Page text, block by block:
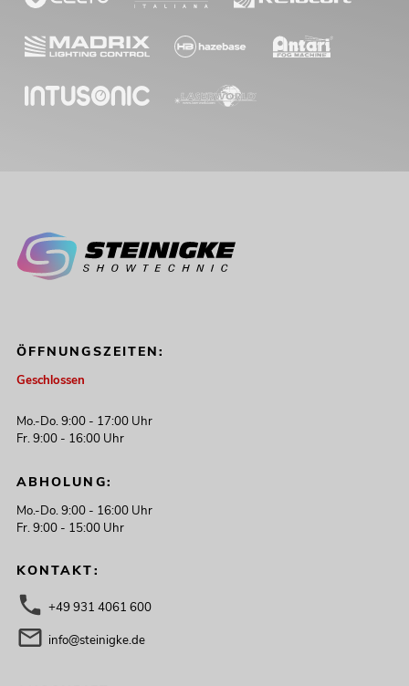
ÖFFNUNGSZEITEN:
Geschlossen
Mo.-Do. 9:00 - 17:00 Uhr
Fr. 9:00 - 16:00 Uhr
ABHOLUNG:
Mo.-Do. 9:00 - 16:00 Uhr
Fr. 9:00 - 15:00 Uhr
KONTAKT:
+49 931 4061 600
info@steinigke.de